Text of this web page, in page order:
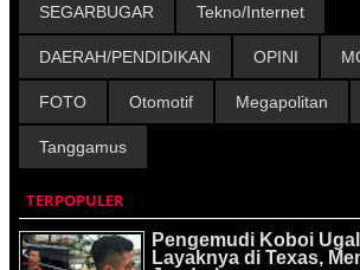
SEGARBUGAR Tekno/Internet
DAERAH/PENDIDIKAN OPINI
FOTO Otomotif Megapolitan
Tanggamus
TERPOPULER
Pengemudi Koboi
Layaknya di Texas,